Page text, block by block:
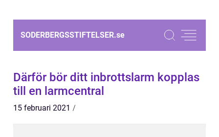
SODERBERGSSTIFTELSER.se
Därför bör ditt inbrottslarm kopplas
till en larmcentral
15 februari 2021